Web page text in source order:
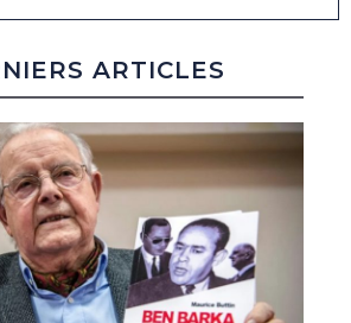
ARTICLES